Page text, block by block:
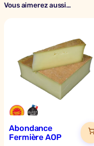
Vous aimerez aussi…
Abondance
Fermière AOP